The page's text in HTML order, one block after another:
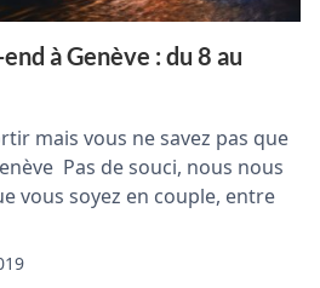
à Genève : du 8 au
mais vous ne savez pas que
Pas de souci, nous nous
vous soyez en couple, entre